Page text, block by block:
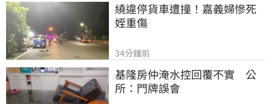
繞違停貨車遭撞！嘉義婦慘死
姪重傷
34分鐘前
基隆房仲淹水控回覆不實　公
所：門牌誤會